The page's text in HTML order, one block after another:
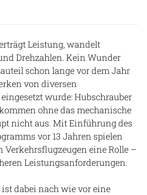
Leistung, wandelt
Drehzahlen. Kein Wunder
schon lange vor dem Jahr
von diversen
wurde: Hubschrauber
ohne das mechanische
nicht aus. Mit Einführung des
vor 13 Jahren spielen
Verkehrsflugzeugen eine Rolle –
Leistungsanforderungen.
ist dabei nach wie vor eine